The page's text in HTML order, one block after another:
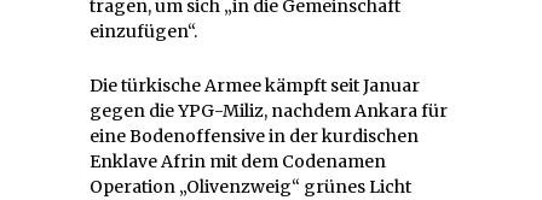
tragen, um sich „in die Gemeinschaft
einzufügen“.
Die türkische Armee kämpft seit Januar
gegen die YPG-Miliz, nachdem Ankara für
eine Bodenoffensive in der kurdischen
Enklave Afrin mit dem Codenamen
Operation „Olivenzweig“ grünes Licht